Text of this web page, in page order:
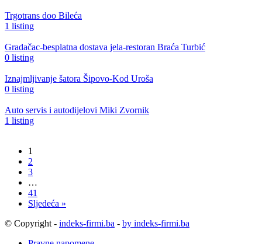
Trgotrans doo Bileća
1 listing
Gradačac-besplatna dostava jela-restoran Braća Turbić
0 listing
Iznajmljivanje šatora Šipovo-Kod Uroša
0 listing
Auto servis i autodijelovi Miki Zvornik
1 listing
1
2
3
…
41
Sljedeća »
© Copyright - indeks-firmi.ba - by indeks-firmi.ba